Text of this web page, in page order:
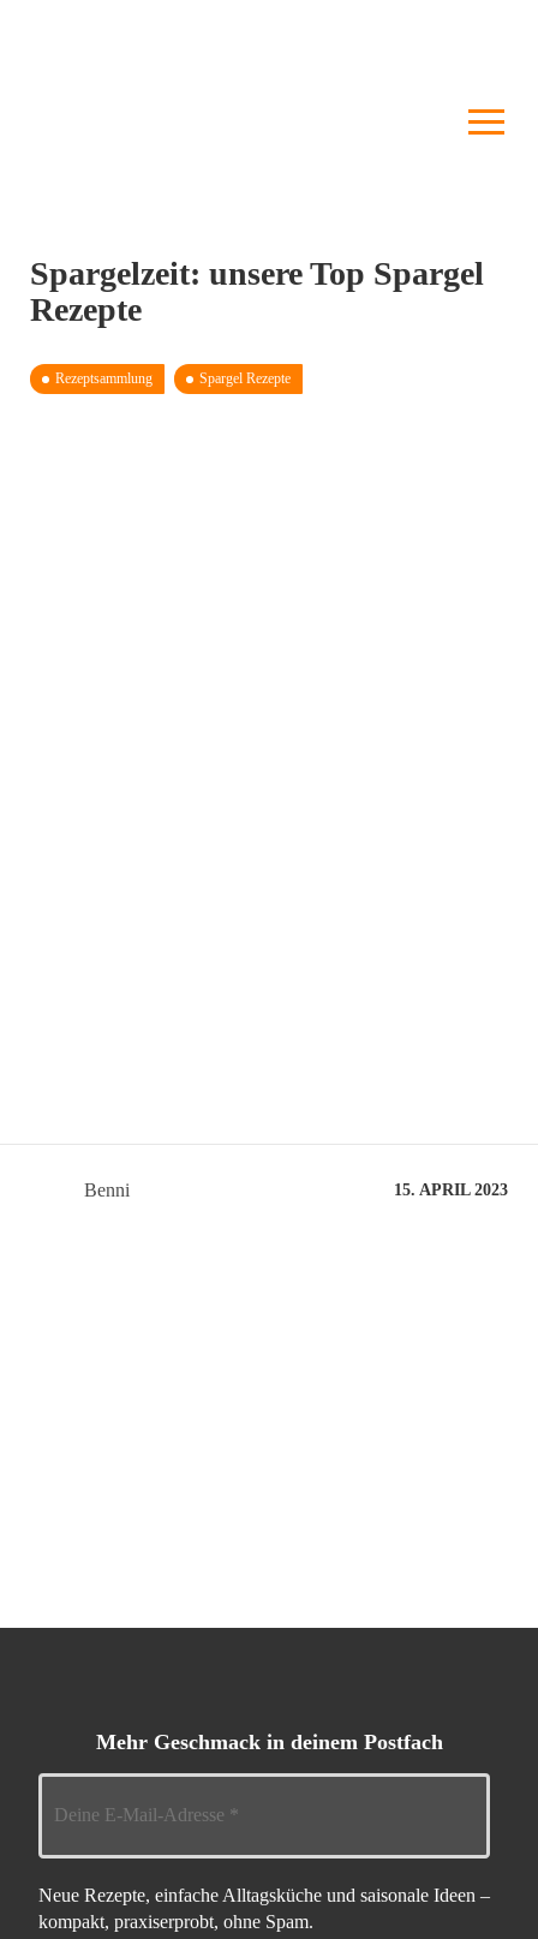
Spargelzeit: unsere Top Spargel
Rezepte
Rezeptsammlung Spargel Rezepte
Benni 15. APRIL 2023
Mehr Geschmack in deinem Postfach
Neue Rezepte, einfache Alltagsküche und saisonale Ideen –
kompakt, praxiserprobt, ohne Spam.